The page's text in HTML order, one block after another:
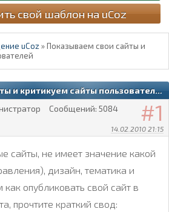
свой шаблон на uCoz
uCoz »Показываем свои сайты и
Показываем свои сайты и критикуем сайты пользователей
1
14.02.2010 21:15
Сообщений: 5084
сайты, не имеет значение какой
дизайн, тематика и
опубликовать свой сайт в
прочтите краткий свод: